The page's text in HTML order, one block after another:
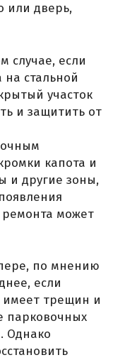
или дверь,
случае, если
стальной
участок
и защитить от
капота и
и другие зоны,
ремонта может
по мнению
если
имеет трещин и
парковочных
Однако